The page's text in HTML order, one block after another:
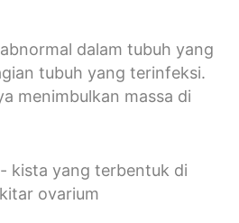
dalam tubuh yang
tubuh yang terinfeksi.
menimbulkan massa di
kista yang terbentuk di
ovarium